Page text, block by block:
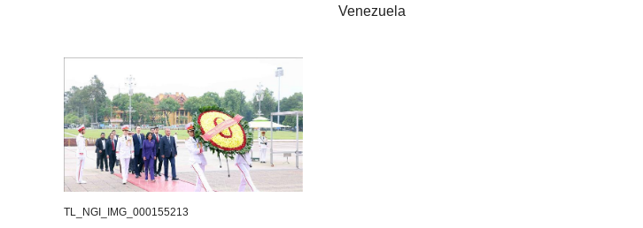
Venezuela
TL_NGI_IMG_000155213